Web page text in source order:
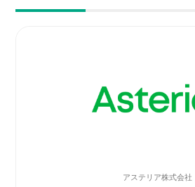
アステリア株式会社